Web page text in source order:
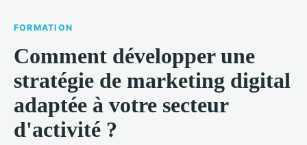
FORMATION
Comment développer une
stratégie de marketing digital
adaptée à votre secteur
d'activité ?